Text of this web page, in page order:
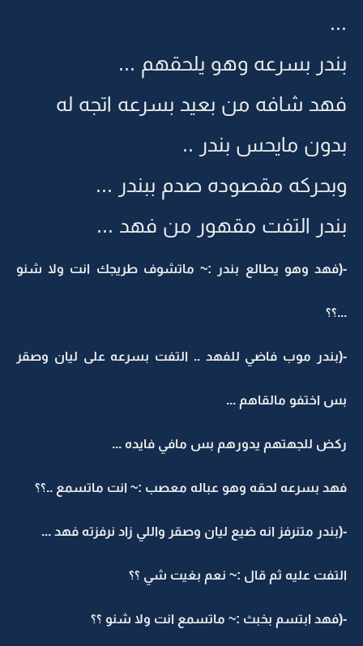
...
بندر بسرعه وهو يلحقهم ...
فهد شافه من بعيد بسرعه اتجه له
بدون مايحس بندر ..
وبحركه مقصوده صدم ببندر ...
بندر التفت مقهور من فهد ...
-(فهد وهو يطالع بندر :~ ماتشوف طريجك انت ولا شنو
...؟؟
-(بندر موب فاضي للفهد .. التفت بسرعه على ليان وصقر
بس اختفو مالقاهم ...
ركض للجهتهم يدورهم بس مافي فايده ...
فهد بسرعه لحقه وهو عباله معصب :~ انت ماتسمع ..؟؟
-(بندر متنرفز انه ضيع ليان وصقر واللي زاد نرفزته فهد ...
التفت عليه ثم قال :~ نعم بغيت شي ؟؟
-(فهد ابتسم بخبث :~ ماتسمع انت ولا شنو ؟؟